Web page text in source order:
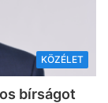
KÖZÉLET
bírságot